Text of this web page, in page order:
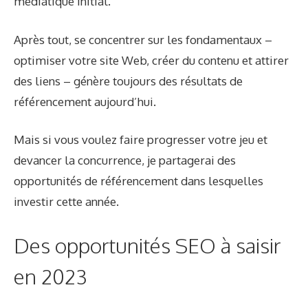
Après tout, se concentrer sur les fondamentaux –
optimiser votre site Web, créer du contenu et attirer
des liens – génère toujours des résultats de
référencement aujourd’hui.
Mais si vous voulez faire progresser votre jeu et
devancer la concurrence, je partagerai des
opportunités de référencement dans lesquelles
investir cette année.
Des opportunités SEO à saisir
en 2023